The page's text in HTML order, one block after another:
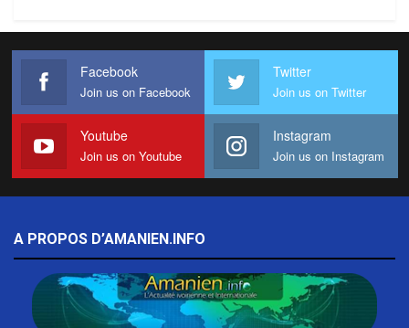
Facebook
Join us on Facebook
Twitter
Join us on Twitter
Youtube
Join us on Youtube
Instagram
Join us on Instagram
A PROPOS D’AMANIEN.INFO